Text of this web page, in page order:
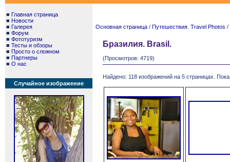
■ Главная страница
■ Новости
■ Галерея
■ Форум
■ Фототуризм
■ Тесты и обзоры
■ Просто о сложном
■ Партнеры
■ О нас
Случайное изображение
Основная страница / Путешествия. Travel Photos /
Бразилия. Brasil.
(Просмотров: 4719)
Найдено: 118 изображений на 5 страницах.